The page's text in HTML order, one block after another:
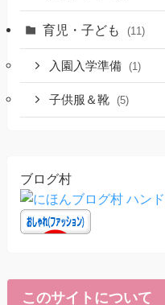
育児・子ども (11)
入園入学準備 (1)
子供服＆靴 (5)
ブログ村
このサイトについて